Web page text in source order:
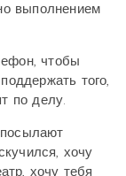
выполнением
чтобы
того,
по делу.
хочу
хочу тебя